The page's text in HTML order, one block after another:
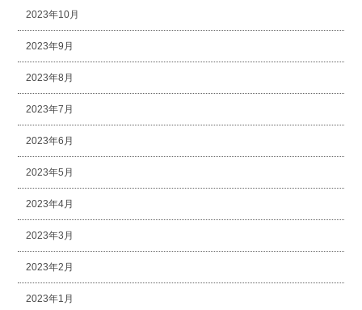
2023年10月
2023年9月
2023年8月
2023年7月
2023年6月
2023年5月
2023年4月
2023年3月
2023年2月
2023年1月